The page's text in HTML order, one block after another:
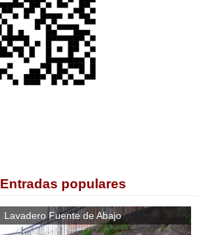
Entradas populares
Lavadero Fuente de Abajo